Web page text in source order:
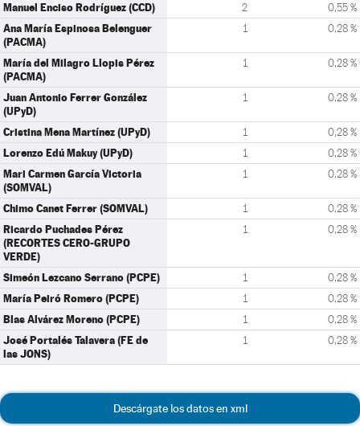
Manuel Enciso Rodríguez (CCD) 2 0,55 %
Ana María Espinosa Belenguer
(PACMA)
1 0,28 %
María del Milagro Llopis Pérez
(PACMA)
1 0,28 %
Juan Antonio Ferrer González
(UPyD)
1 0,28 %
Cristina Mena Martínez (UPyD) 1 0,28 %
Lorenzo Edú Makuy (UPyD) 1 0,28 %
Mari Carmen García Victoria
(SOMVAL)
1 0,28 %
Chimo Canet Ferrer (SOMVAL) 1 0,28 %
Ricardo Puchades Pérez
(RECORTES CERO-GRUPO
VERDE)
1 0,28 %
Simeón Lezcano Serrano (PCPE) 1 0,28 %
María Peiró Romero (PCPE) 1 0,28 %
Blas Alvárez Moreno (PCPE) 1 0,28 %
José Portalés Talavera (FE de
las JONS)
1 0,28 %
Descárgate los datos en xml